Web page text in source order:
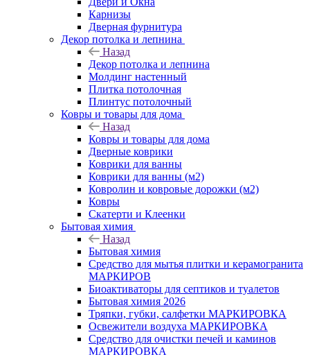
Карнизы
Дверная фурнитура
Декор потолка и лепнина
Назад
Декор потолка и лепнина
Молдинг настенный
Плитка потолочная
Плинтус потолочный
Ковры и товары для дома
Назад
Ковры и товары для дома
Дверные коврики
Коврики для ванны
Коврики для ванны (м2)
Ковролин и ковровые дорожки (м2)
Ковры
Скатерти и Клеенки
Бытовая химия
Назад
Бытовая химия
Средство для мытья плитки и керамогранита
МАРКИРОВ
Биоактиваторы для септиков и туалетов
Бытовая химия 2026
Тряпки, губки, салфетки МАРКИРОВКА
Освежители воздуха МАРКИРОВКА
Средство для очистки печей и каминов
МАРКИРОВКА